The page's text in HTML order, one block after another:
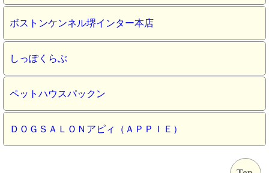
ボストンケンネル堺インター本店
しっぽくらぶ
ペットハウスパックン
ＤＯＧＳＡＬＯＮアピィ（ＡＰＰＩＥ）